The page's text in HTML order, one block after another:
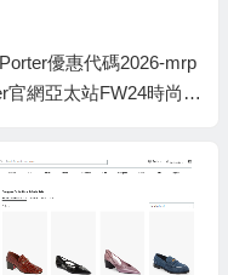
優惠代碼2026-mrp
官網亞太站FW24時尚大